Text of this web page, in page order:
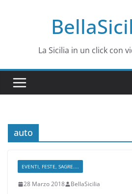
La Sicilia in un click con
auto
EVENTI, FESTE, SAGRE....
28 Marzo 2018 BellaSicilia